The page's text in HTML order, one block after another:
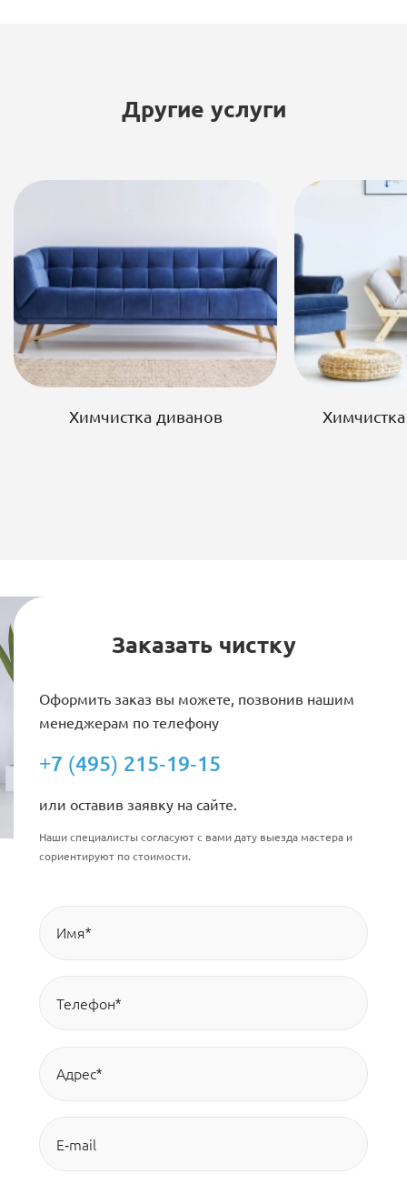
Другие услуги
Химчистка диванов
Заказать чистку
Оформить заказ вы можете, позвонив нашим
менеджерам по телефону
+7 (495) 215-19-15
или оставив заявку на сайте.
Наши специалисты согласуют с вами дату выезда мастера и
сориентируют по стоимости.